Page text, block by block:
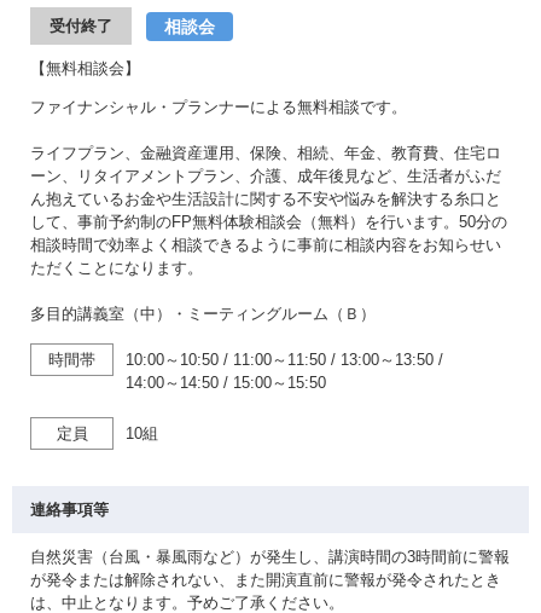
受付終了 相談会
【無料相談会】
ファイナンシャル・プランナーによる無料相談です。
ライフプラン、金融資産運用、保険、相続、年金、教育費、住宅ロ
ーン、リタイアメントプラン、介護、成年後見など、生活者がふだ
ん抱えているお金や生活設計に関する不安や悩みを解決する糸口と
して、事前予約制のFP無料体験相談会（無料）を行います。50分の
相談時間で効率よく相談できるように事前に相談内容をお知らせい
ただくことになります。
多目的講義室（中）・ミーティングルーム（Ｂ）
時間帯 10:00～10:50 / 11:00～11:50 / 13:00～13:50 /
14:00～14:50 / 15:00～15:50
定員 10組
連絡事項等
自然災害（台風・暴風雨など）が発生し、講演時間の3時間前に警報
が発令または解除されない、また開演直前に警報が発令されたとき
は、中止となります。予めご了承ください。